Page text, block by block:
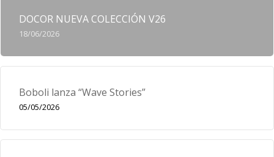
DOCOR NUEVA COLECCIÓN V26
18/06/2026
Boboli lanza “Wave Stories”
05/05/2026